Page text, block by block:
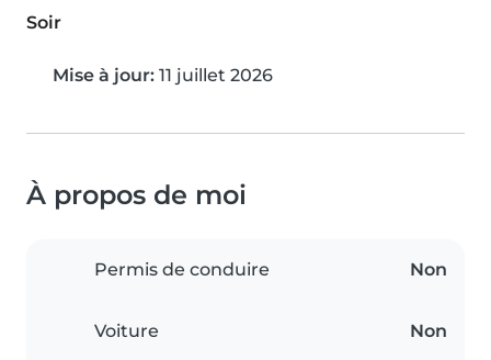
Soir
Mise à jour: 11 juillet 2026
À propos de moi
Permis de conduire Non
Voiture Non